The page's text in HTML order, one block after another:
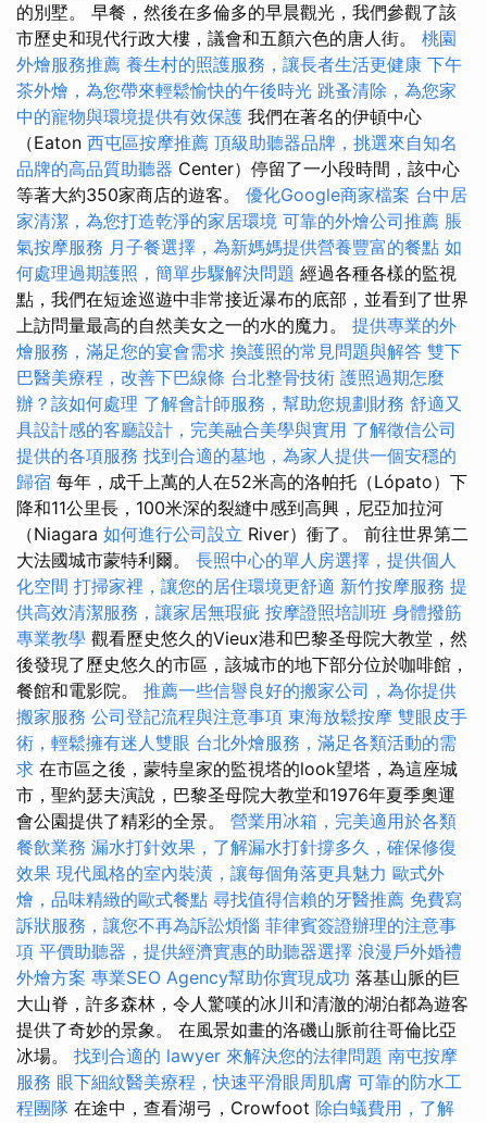
的別墅。 早餐，然後在多倫多的早晨觀光，我們參觀了該
市歷史和現代行政大樓，議會和五顏六色的唐人街。 桃園
外燴服務推薦 養生村的照護服務，讓長者生活更健康 下午
茶外燴，為您帶來輕鬆愉快的午後時光 跳蚤清除，為您家
中的寵物與環境提供有效保護 我們在著名的伊頓中心
（Eaton 西屯區按摩推薦 頂級助聽器品牌，挑選來自知名
品牌的高品質助聽器 Center）停留了一小段時間，該中心
等著大約350家商店的遊客。 優化Google商家檔案 台中居
家清潔，為您打造乾淨的家居環境 可靠的外燴公司推薦 脹
氣按摩服務 月子餐選擇，為新媽媽提供營養豐富的餐點 如
何處理過期護照，簡單步驟解決問題 經過各種各樣的監視
點，我們在短途巡遊中非常接近瀑布的底部，並看到了世界
上訪問量最高的自然美女之一的水的魔力。 提供專業的外
燴服務，滿足您的宴會需求 換護照的常見問題與解答 雙下
巴醫美療程，改善下巴線條 台北整骨技術 護照過期怎麼
辦？該如何處理 了解會計師服務，幫助您規劃財務 舒適又
具設計感的客廳設計，完美融合美學與實用 了解徵信公司
提供的各項服務 找到合適的墓地，為家人提供一個安穩的
歸宿 每年，成千上萬的人在52米高的洛帕托（Lópato）下
降和11公里長，100米深的裂縫中感到高興，尼亞加拉河
（Niagara 如何進行公司設立 River）衝了。 前往世界第二
大法國城市蒙特利爾。 長照中心的單人房選擇，提供個人
化空間 打掃家裡，讓您的居住環境更舒適 新竹按摩服務 提
供高效清潔服務，讓家居無瑕疵 按摩證照培訓班 身體撥筋
專業教學 觀看歷史悠久的Vieux港和巴黎圣母院大教堂，然
後發現了歷史悠久的市區，該城市的地下部分位於咖啡館，
餐館和電影院。 推薦一些信譽良好的搬家公司，為你提供
搬家服務 公司登記流程與注意事項 東海放鬆按摩 雙眼皮手
術，輕鬆擁有迷人雙眼 台北外燴服務，滿足各類活動的需
求 在市區之後，蒙特皇家的監視塔的look望塔，為這座城
市，聖約瑟夫演說，巴黎圣母院大教堂和1976年夏季奧運
會公園提供了精彩的全景。 營業用冰箱，完美適用於各類
餐飲業務 漏水打針效果，了解漏水打針撐多久，確保修復
效果 現代風格的室內裝潢，讓每個角落更具魅力 歐式外
燴，品味精緻的歐式餐點 尋找值得信賴的牙醫推薦 免費寫
訴狀服務，讓您不再為訴訟煩惱 菲律賓簽證辦理的注意事
項 平價助聽器，提供經濟實惠的助聽器選擇 浪漫戶外婚禮
外燴方案 專業SEO Agency幫助你實現成功 落基山脈的巨
大山脊，許多森林，令人驚嘆的冰川和清澈的湖泊都為遊客
提供了奇妙的景象。 在風景如畫的洛磯山脈前往哥倫比亞
冰場。 找到合適的 lawyer 來解決您的法律問題 南屯按摩
服務 眼下細紋醫美療程，快速平滑眼周肌膚 可靠的防水工
程團隊 在途中，查看湖弓，Crowfoot 除白蟻費用，了解